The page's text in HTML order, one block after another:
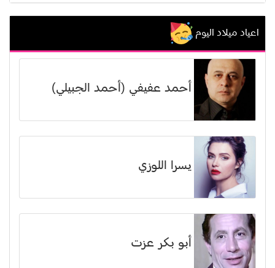
اعياد ميلاد اليوم
أحمد عفيفي (أحمد الجبيلي)
يسرا اللوزي
أبو بكر عزت